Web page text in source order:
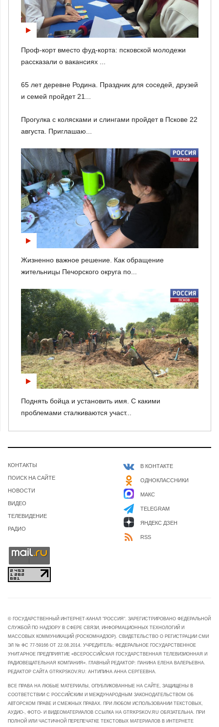
Проф-корт вместо фуд-корта: псковской молодежи
рассказали о вакансиях ...
65 лет деревне Родина. Праздник для соседей, друзей
и семей пройдет 21...
Прогулка с колясками и слингами пройдет в Пскове 22
августа. Приглашаю...
Жизненно важное решение. Как обращение
жительницы Печорского округа по...
Поднять бойца и установить имя. С какими
проблемами сталкиваются участ...
КОНТАКТЫ
ПОИСК НА САЙТЕ
НОВОСТИ
ВИДЕО
ТЕЛЕВИДЕНИЕ
РАДИО
В КОНТАКТЕ
ОДНОКЛАССНИКИ
МАКС
TELEGRAM
ЯНДЕКС ДЗЕН
RSS
© ГОСУДАРСТВЕННЫЙ ИНТЕРНЕТ-КАНАЛ "РОССИЯ". ЗАРЕГИСТРИРОВАНО ФЕДЕРАЛЬНОЙ
СЛУЖБОЙ ПО НАДЗОРУ В СФЕРЕ СВЯЗИ, ИНФОРМАЦИОННЫХ ТЕХНОЛОГИЙ И
МАССОВЫХ КОММУНИКАЦИЙ (РОСКОМНАДЗОР). СВИДЕТЕЛЬСТВО О РЕГИСТРАЦИИ СМИ
ЭЛ № ФС 77-59166 ОТ 22.08.2014. УЧРЕДИТЕЛЬ: ФЕДЕРАЛЬНОЕ ГОСУДАРСТВЕННОЕ
УНИТАРНОЕ ПРЕДПРИЯТИЕ «ВСЕРОССИЙСКАЯ ГОСУДАРСТВЕННАЯ ТЕЛЕВИЗИОННАЯ И
РАДИОВЕЩАТЕЛЬНАЯ КОМПАНИЯ». ГЛАВНЫЙ РЕДАКТОР: ПАНИНА ЕЛЕНА ВАЛЕРЬЕВНА.
РЕДАКТОР САЙТА GTRKPSKOV.RU: АНТИПИНА АННА СЕРГЕЕВНА.
ВСЕ ПРАВА НА ЛЮБЫЕ МАТЕРИАЛЫ, ОПУБЛИКОВАННЫЕ НА САЙТЕ, ЗАЩИЩЕНЫ В
СООТВЕТСТВИИ С РОССИЙСКИМ И МЕЖДУНАРОДНЫМ ЗАКОНОДАТЕЛЬСТВОМ ОБ
АВТОРСКОМ ПРАВЕ И СМЕЖНЫХ ПРАВАХ. ПРИ ЛЮБОМ ИСПОЛЬЗОВАНИИ ТЕКСТОВЫХ,
АУДИО-, ФОТО- И ВИДЕОМАТЕРИАЛОВ ССЫЛКА НА GTRKPSKOV.RU ОБЯЗАТЕЛЬНА. ПРИ
ПОЛНОЙ ИЛИ ЧАСТИЧНОЙ ПЕРЕПЕЧАТКЕ ТЕКСТОВЫХ МАТЕРИАЛОВ В ИНТЕРНЕТЕ